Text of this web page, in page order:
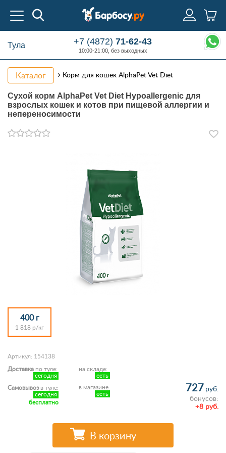
Тула +7 (4872)71-62-43
10:00-21:00, без выходных
Каталог Корм для кошек AlphaPet Vet Diet
Сухой корм AlphaPet Vet Diet Hypoallergenic для
взрослых кошек и котов при пищевой аллергии и
непереносимости
400 г
1 818 р/кг
Артикул: 154138
на складе:
есть
в магазине:
есть
Доставка по туле:
сегодня
Самовывозв туле:
сегодня
бесплатно
727 руб.
бонусов:
+8 руб.
В корзину